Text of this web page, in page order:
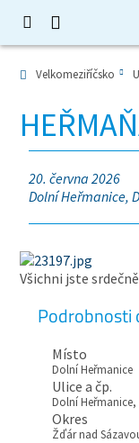
Velkomeziříčsko
20. června 2026
Dolní Heřmanice,
Všichni jste
Podrobnosti
Místo
Dolní Heřmanice
Ulice a čp.
Dolní Heřmanice,
Okres
Žďár nad